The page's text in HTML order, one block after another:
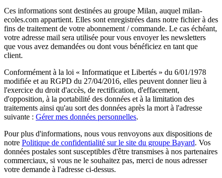
Ces informations sont destinées au groupe Milan, auquel milan-
ecoles.com appartient. Elles sont enregistrées dans notre fichier à des
fins de traitement de votre abonnement / commande. Le cas échéant,
votre adresse mail sera utilisée pour vous envoyer les newsletters
que vous avez demandées ou dont vous bénéficiez en tant que
client.
Conformément à la loi « Informatique et Libertés » du 6/01/1978
modifiée et au RGPD du 27/04/2016, elles peuvent donner lieu à
l'exercice du droit d'accès, de rectification, d'effacement,
d'opposition, à la portabilité des données et à la limitation des
traitements ainsi qu'au sort des données après la mort à l'adresse
suivante : Gérer mes données personnelles.
Pour plus d'informations, nous vous renvoyons aux dispositions de
notre Politique de confidentialité sur le site du groupe Bayard. Vos
données postales sont susceptibles d'être transmises à nos partenaires
commerciaux, si vous ne le souhaitez pas, merci de nous adresser
votre demande à l'adresse ci-dessus.